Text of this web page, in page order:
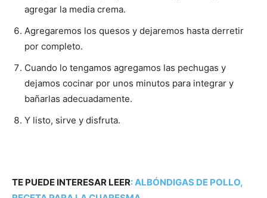
agregar la media crema.
Agregaremos los quesos y dejaremos hasta derretir
por completo.
Cuando lo tengamos agregamos las pechugas y
dejamos cocinar por unos minutos para integrar y
bañarlas adecuadamente.
Y listo, sirve y disfruta.
TE PUEDE INTERESAR LEER:ALBÓNDIGAS DE POLLO,